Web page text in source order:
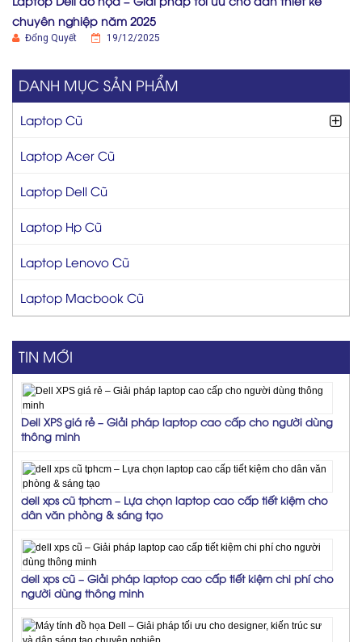
chuyên nghiệp năm 2025
Đổng Quyết 19/12/2025
DANH MỤC SẢN PHẨM
Laptop Cũ
Laptop Acer Cũ
Laptop Dell Cũ
Laptop Hp Cũ
Laptop Lenovo Cũ
Laptop Macbook Cũ
TIN MỚI
Dell XPS giá rẻ – Giải pháp laptop cao cấp cho người dùng
thông minh
dell xps cũ tphcm – Lựa chọn laptop cao cấp tiết kiệm cho
dân văn phòng & sáng tạo
dell xps cũ – Giải pháp laptop cao cấp tiết kiệm chi phí cho
người dùng thông minh